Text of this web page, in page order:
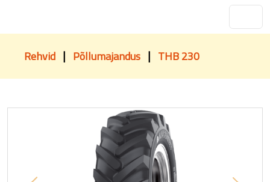
Rehvid | Põllumajandus | THB 230